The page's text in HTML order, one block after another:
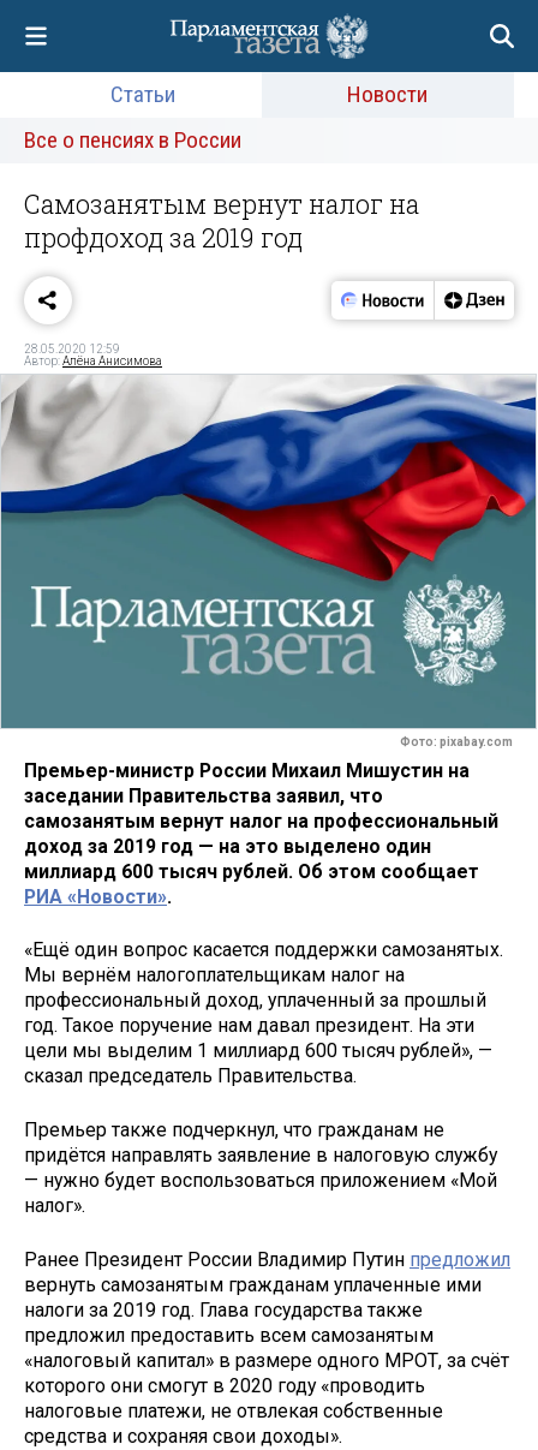
Статьи
Новости
Все о пенсиях в России
Самозанятым вернут налог на
профдоход за 2019 год
28.05.2020 12:59
Автор:Алёна Анисимова
Фото: pixabay.com
Премьер-министр России Михаил Мишустин на
заседании Правительства заявил, что
самозанятым вернут налог на профессиональный
доход за 2019 год — на это выделено один
миллиард 600 тысяч рублей. Об этом сообщает
РИА «Новости».
«Ещё один вопрос касается поддержки самозанятых.
Мы вернём налогоплательщикам налог на
профессиональный доход, уплаченный за прошлый
год. Такое поручение нам давал президент. На эти
цели мы выделим 1 миллиард 600 тысяч рублей», —
сказал председатель Правительства.
Премьер также подчеркнул, что гражданам не
придётся направлять заявление в налоговую службу
— нужно будет воспользоваться приложением «Мой
налог».
Ранее Президент России Владимир Путин предложил
вернуть самозанятым гражданам уплаченные ими
налоги за 2019 год. Глава государства также
предложил предоставить всем самозанятым
«налоговый капитал» в размере одного МРОТ, за счёт
которого они смогут в 2020 году «проводить
налоговые платежи, не отвлекая собственные
средства и сохраняя свои доходы».